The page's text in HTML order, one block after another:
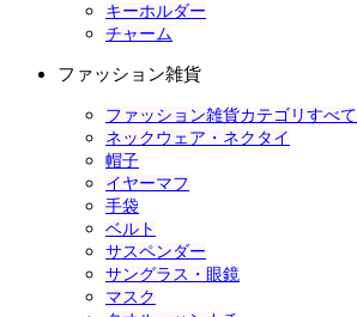
キーホルダー
チャーム
ファッション雑貨
ファッション雑貨カテゴリすべて
ネックウェア・ネクタイ
帽子
イヤーマフ
手袋
ベルト
サスペンダー
サングラス・眼鏡
マスク